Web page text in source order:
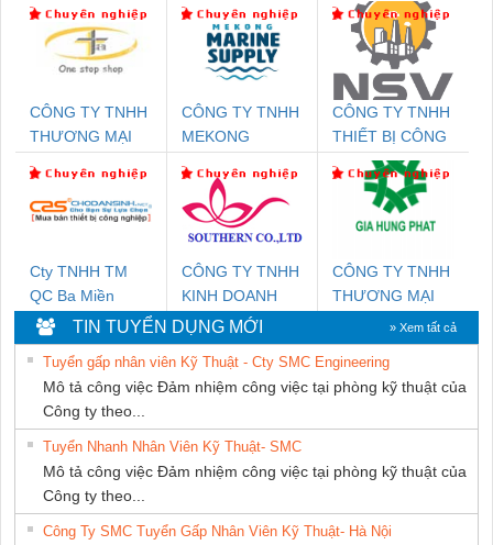
CÔNG TY TNHH
THƯƠNG MẠI
NAM
CÔNG TY TNHH
MEKONG
SUPPLY
CÔNG TY TNHH
THIẾT BỊ CÔNG
NGHIỆP NIHON
SETSUBI VIỆT
Cty TNHH TM
QC Ba Miền
CÔNG TY TNHH
KINH DOANH
DỊCH VỤ XNK
PHƯƠNG NAM
CÔNG TY TNHH
THƯƠNG MẠI
DỊCH VỤ KỸ
THUẬT ĐIỆN CƠ
GIA HƯNG
PHÁT
TIN TUYỂN DỤNG MỚI » Xem tất cả
Tuyển gấp nhân viên Kỹ Thuật - Cty SMC Engineering
Mô tả công việc Đảm nhiệm công việc tại phòng kỹ thuật của
Công ty theo...
Tuyển Nhanh Nhân Viên Kỹ Thuật- SMC
Mô tả công việc Đảm nhiệm công việc tại phòng kỹ thuật của
Công ty theo...
Công Ty SMC Tuyển Gấp Nhân Viên Kỹ Thuật- Hà Nội